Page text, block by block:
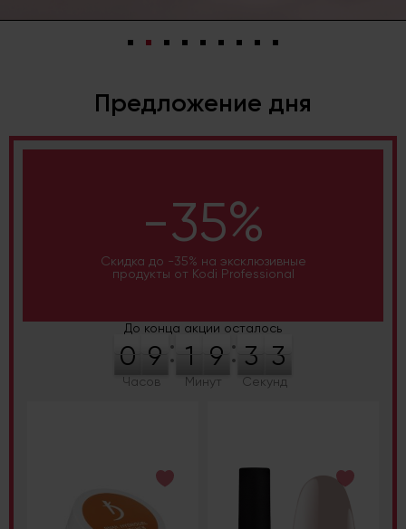
Предложение дня
-35%
Скидка до -35% на эксклюзивные
продукты от Kodi Professional
До конца акции осталось
0 9
Часов
: 1 9
Минут
: 3 2
Секунд